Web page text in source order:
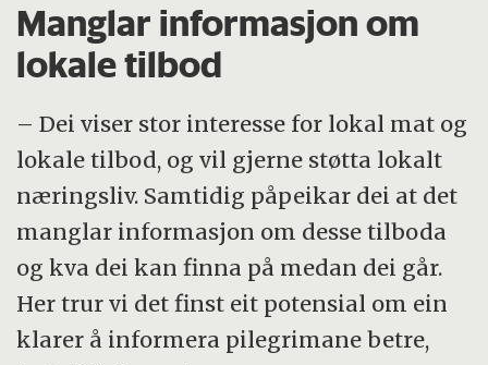
Manglar informasjon om
lokale tilbod
– Dei viser stor interesse for lokal mat og
lokale tilbod, og vil gjerne støtta lokalt
næringsliv. Samtidig påpeikar dei at det
manglar informasjon om desse tilboda
og kva dei kan finna på medan dei går.
Her trur vi det finst eit potensial om ein
klarer å informera pilegrimane betre,